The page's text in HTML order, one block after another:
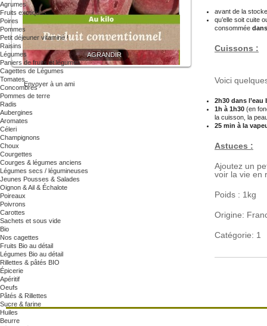
Agrumes
Fruits exotiques
Poires
Pommes
Petit déjeuner vitaminé !
Raisins
Légumes
Paniers de fruits et légumes
Cagettes de Légumes
Tomates
Concombres
Pommes de terre
Radis
Aubergines
Aromates
Céleri
Champignons
Choux
Courgettes
Courges & légumes anciens
Légumes secs / légumineuses
Jeunes Pousses & Salades
Oignon & Ail & Échalote
Poireaux
Poivrons
Carottes
Sachets et sous vide
Bio
Nos cagettes
Fruits Bio au détail
Légumes Bio au détail
Rillettes & pâtés BIO
Épicerie
Apéritif
Oeufs
Pâtés & Rillettes
Sucre & farine
Huiles
Beurre
AGRANDIR
Envoyer à un ami
avant de la
qu’elle soit cuite
consommée
Cuissons :
Voici
2h30 dans
1h à 1h30 (en
la cuisson, la
25 min à la
Astuces :
Ajoutez un
voir la vie en
Poids : 1kg
Origine:
Catégorie: 1